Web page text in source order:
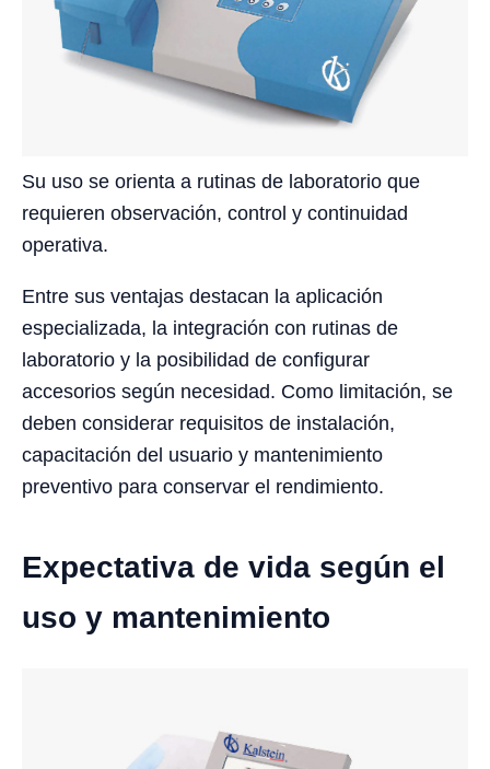
Su uso se orienta a rutinas de laboratorio que
requieren observación, control y continuidad
operativa.
Entre sus ventajas destacan la aplicación
especializada, la integración con rutinas de
laboratorio y la posibilidad de configurar
accesorios según necesidad. Como limitación, se
deben considerar requisitos de instalación,
capacitación del usuario y mantenimiento
preventivo para conservar el rendimiento.
Expectativa de vida según el
uso y mantenimiento